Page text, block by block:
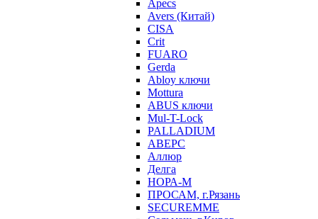
Apecs
Avers (Китай)
CISA
Crit
FUARO
Gerda
Abloy ключи
Mottura
ABUS ключи
Mul-T-Lock
PALLADIUM
АВЕРС
Аллюр
Делга
НОРА-М
ПРОСАМ, г.Рязань
SECUREMME